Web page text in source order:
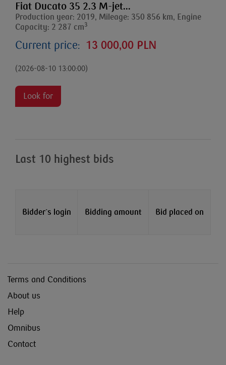
Fiat Ducato 35 2.3 M-jet...
Production year: 2019, Mileage: 350 856 km, Engine
Capacity: 2 287 cm3
Current price: 13 000,00 PLN
(2026-08-10 13:00:00)
Look for
Last 10 highest bids
Bidder`s login Bidding amount Bid placed on
Terms and Conditions
About us
Help
Omnibus
Contact